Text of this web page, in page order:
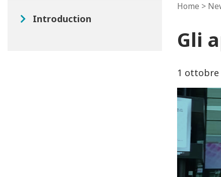
Introduction
Home >
Gli
1 ottobre